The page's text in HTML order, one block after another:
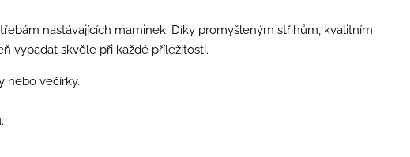
nastávajících maminek. Díky promyšleným střihům, kvalitním
vypadat skvěle při každé příležitosti.
nebo večírky.